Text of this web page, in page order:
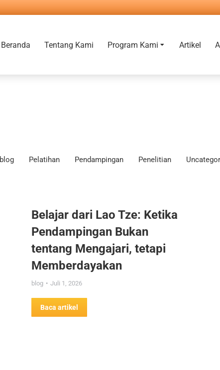
Beranda Tentang Kami Program Kami Artikel
blog Pelatihan Pendampingan Penelitian
Belajar dari Lao Tze: Ketika
Pendampingan Bukan
tentang Mengajari, tetapi
Memberdayakan
blog Juli 1, 2026
Baca artikel